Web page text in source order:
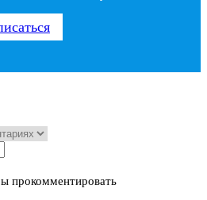
прокомментировать